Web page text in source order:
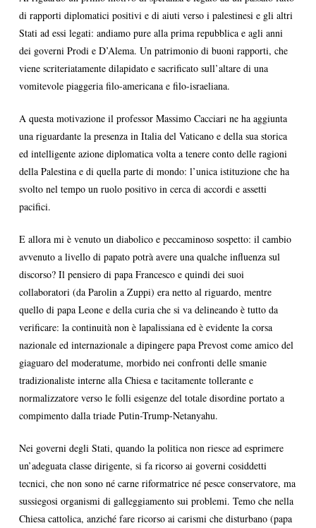
di rapporti diplomatici positivi e di aiuti verso i palestinesi e gli altri
Stati ad essi legati: andiamo pure alla prima repubblica e agli anni
dei governi Prodi e D’Alema. Un patrimonio di buoni rapporti, che
viene scriteriatamente dilapidato e sacrificato sull’altare di una
vomitevole piaggeria filo-americana e filo-israeliana.
A questa motivazione il professor Massimo Cacciari ne ha aggiunta
una riguardante la presenza in Italia del Vaticano e della sua storica
ed intelligente azione diplomatica volta a tenere conto delle ragioni
della Palestina e di quella parte di mondo: l’unica istituzione che ha
svolto nel tempo un ruolo positivo in cerca di accordi e assetti
pacifici.
E allora mi è venuto un diabolico e peccaminoso sospetto: il cambio
avvenuto a livello di papato potrà avere una qualche influenza sul
discorso? Il pensiero di papa Francesco e quindi dei suoi
collaboratori (da Parolin a Zuppi) era netto al riguardo, mentre
quello di papa Leone e della curia che si va delineando è tutto da
verificare: la continuità non è lapalissiana ed è evidente la corsa
nazionale ed internazionale a dipingere papa Prevost come amico del
giaguaro del moderatume, morbido nei confronti delle smanie
tradizionaliste interne alla Chiesa e tacitamente tollerante e
normalizzatore verso le folli esigenze del totale disordine portato a
compimento dalla triade Putin-Trump-Netanyahu.
Nei governi degli Stati, quando la politica non riesce ad esprimere
un’adeguata classe dirigente, si fa ricorso ai governi cosiddetti
tecnici, che non sono né carne riformatrice né pesce conservatore, ma
sussiegosi organismi di galleggiamento sui problemi. Temo che nella
Chiesa cattolica, anziché fare ricorso ai carismi che disturbano (papa